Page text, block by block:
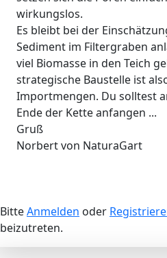
wirkungslos.
Es bleibt bei der
Sediment im Filtergraben
viel Biomasse in den Teich
strategische Baustelle ist
Importmengen. Du solltest
Ende der Kette anfangen ...
Gruß
Norbert von NaturaGart
BitteAnmelden oder
beizutreten.